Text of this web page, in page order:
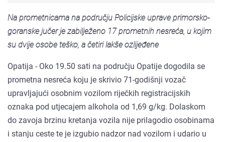
Na prometnicama na području Policijske uprave primorsko-
goranske jučer je zabilježeno 17 prometnih nesreća, u kojim
su dvije osobe teško, a četiri lakše ozlijeđene
Opatija - Oko 19.50 sati na području Opatije dogodila se
prometna nesreća koju je skrivio 71-godišnji vozač
upravljajući osobnim vozilom riječkih registracijskih
oznaka pod utjecajem alkohola od 1,69 g/kg. Dolaskom
do zavoja brzinu kretanja vozila nije prilagodio osobinama
i stanju ceste te je izgubio nadzor nad vozilom i udario u